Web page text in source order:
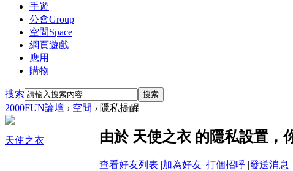
手遊
公會Group
空間Space
網頁遊戲
應用
購物
搜索 搜索
2000FUN論壇 › 空間 › 隱私提醒
天使之衣 由於 天使之衣 的隱私設置，
查看好友列表 |加為好友 |打個招呼 |發送消息